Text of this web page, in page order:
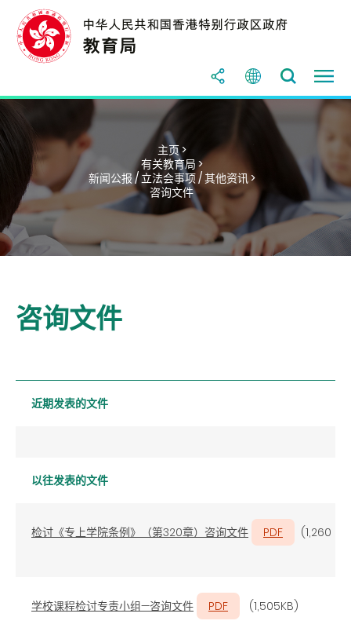
主页 >
有关教育局 >
新闻公报 / 立法会事项 / 其他资讯 >
咨询文件
咨询文件
近期发表的文件
以往发表的文件
检讨《专上学院条例》（第320章）咨询文件 PDF (1,260
学校课程检讨专责小组—咨询文件 PDF (1,505KB)